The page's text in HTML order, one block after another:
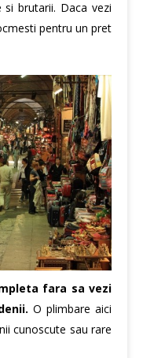
brutarii. Daca vezi
pentru un pret
fara sa vezi
O plimbare aici
cunoscute sau rare